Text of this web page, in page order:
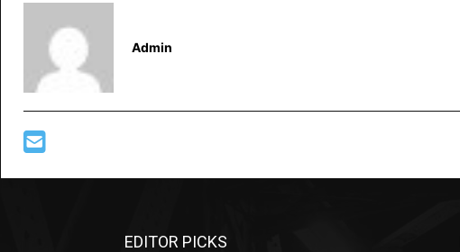
Admin
EDITOR PICKS